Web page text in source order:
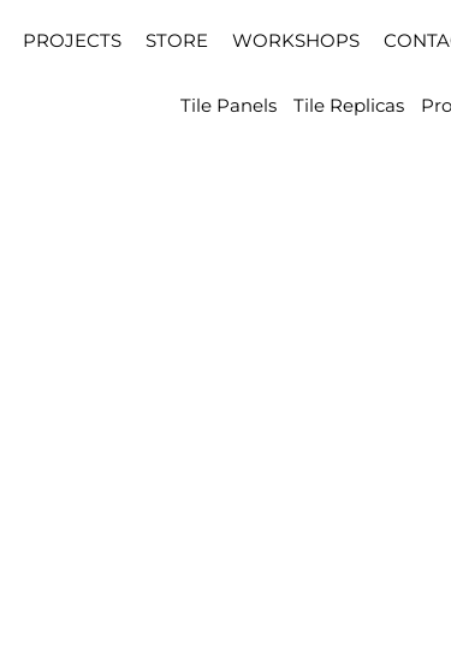
PROJECTS STORE WORKSHOPS
Tile Panels Tile Replicas